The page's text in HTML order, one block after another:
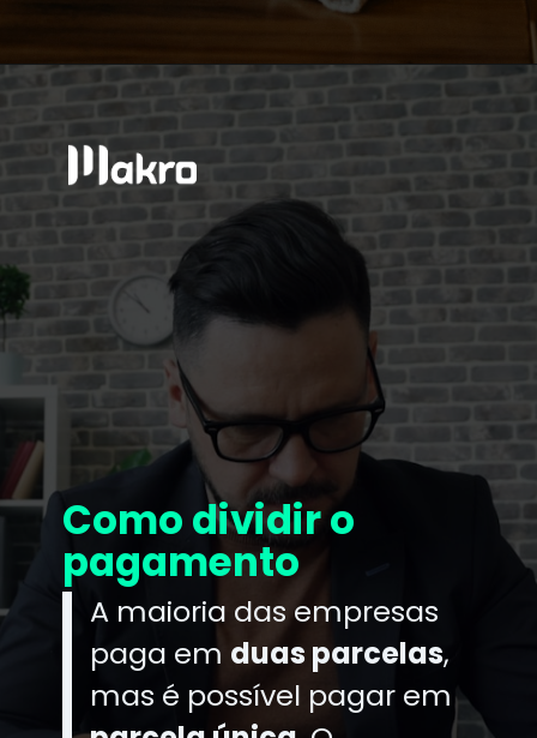
Como dividir o
pagamento
A maioria das empresas
paga em duas parcelas,
mas é possível pagar em